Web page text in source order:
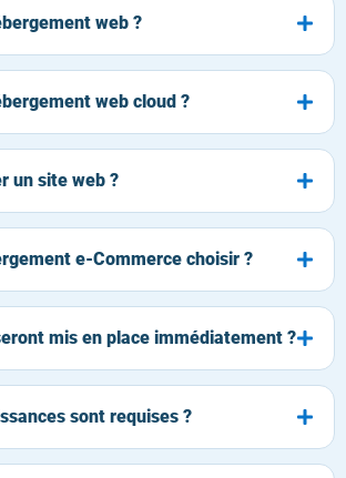
web ?
web cloud ?
un site web ?
e-Commerce choisir ?
mis en place immédiatement ?
sont requises ?